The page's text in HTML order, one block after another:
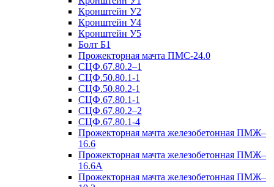
Кронштейн У2
Кронштейн У4
Кронштейн У5
Болт Б1
Прожекторная мачта ПМС-24.0
СЦФ.67.80.2–1
СЦФ.50.80.1-1
СЦФ.50.80.2-1
СЦФ.67.80.1-1
СЦФ.67.80.2–2
СЦФ.67.80.1-4
Прожекторная мачта железобетонная ПМЖ–
16.6
Прожекторная мачта железобетонная ПМЖ–
16.6А
Прожекторная мачта железобетонная ПМЖ–